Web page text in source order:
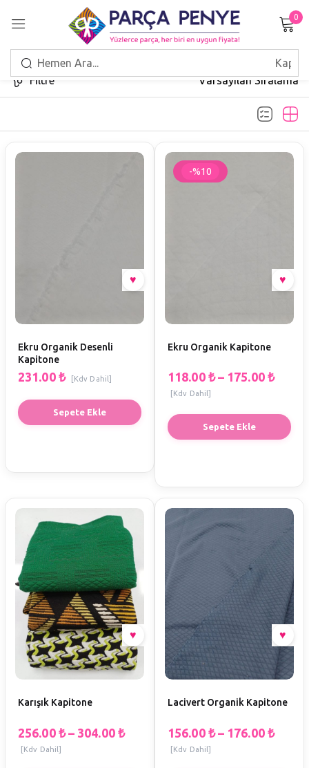
0
Filtre Varsayılan Sıralama
Sepete Ekle
Ekru Organik Desenli
Kapitone
231.00 ₺ [Kdv Dahil]
-%10
Sepete Ekle
Ekru Organik Kapitone
118.00 ₺ – 175.00 ₺
[Kdv Dahil]
Karışık Kapitone
256.00 ₺ – 304.00 ₺
[Kdv Dahil]
Lacivert Organik Kapitone
156.00 ₺ – 176.00 ₺
[Kdv Dahil]
Giriş Yap